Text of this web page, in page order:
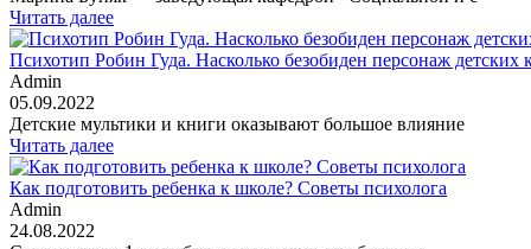
Читать далее
Психотип Робин Гуда. Насколько безобиден персонаж детских
Admin
05.09.2022
Детские мультики и книги оказывают большое влияние
Читать далее
Как подготовить ребенка к школе? Советы психолога
Admin
24.08.2022